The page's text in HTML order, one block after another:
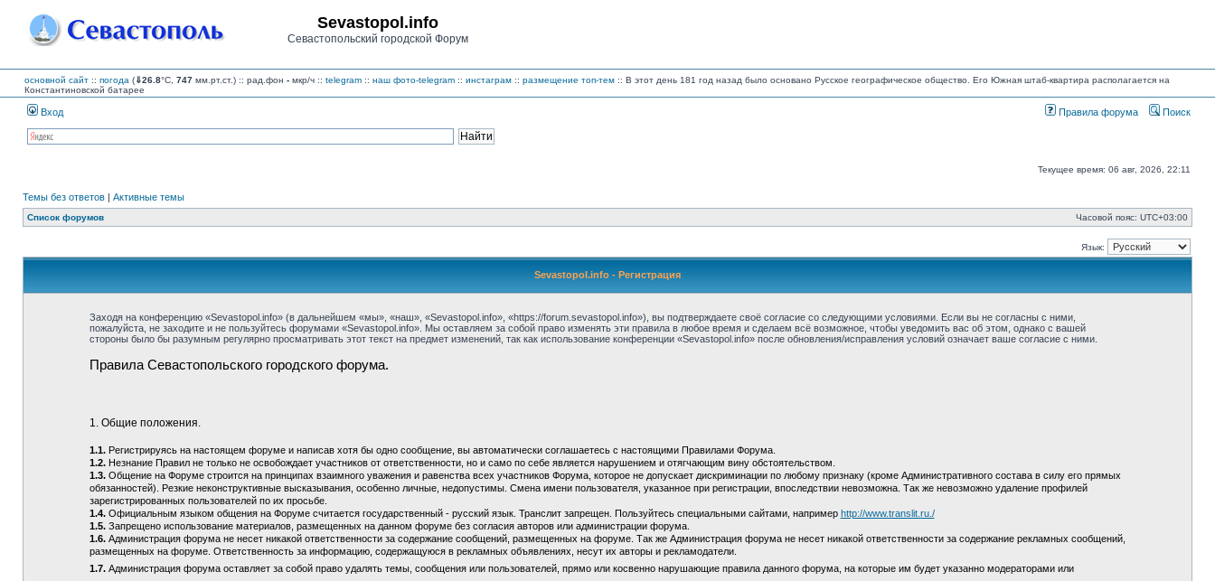
Sevastopol.info
Севастопольский городской Форум
основной сайт :: погода (⇓26.8°C, 747 мм.рт.ст.) :: рад.фон - мкр/ч :: telegram :: наш фото-telegram :: инстаграм :: размещение топ-тем :: В этот день 181 год назад было основано Русское географическое общество. Его Южная штаб-квартира располагается на
Константиновской батарее
Вход Правила форума Поиск
Текущее время: 06 авг, 2026, 22:11
Темы без ответов | Активные темы
Список форумов Часовой пояс: UTC+03:00
Язык:
Sevastopol.info - Регистрация
Заходя на конференцию «Sevastopol.info» (в дальнейшем «мы», «наш», «Sevastopol.info», «https://forum.sevastopol.info»), вы подтверждаете своё согласие со следующими условиями. Если вы не согласны с ними,
пожалуйста, не заходите и не пользуйтесь форумами «Sevastopol.info». Мы оставляем за собой право изменять эти правила в любое время и сделаем всё возможное, чтобы уведомить вас об этом, однако с вашей
стороны было бы разумным регулярно просматривать этот текст на предмет изменений, так как использование конференции «Sevastopol.info» после обновления/исправления условий означает ваше согласие с ними.
Правила Севастопольского городского форума.
1. Общие положения.
1.1.Регистрируясь на настоящем форуме и написав хотя бы одно сообщение, вы автоматически соглашаетесь с настоящими Правилами Форума.
1.2.Незнание Правил не только не освобождает участников от ответственности, но и само по себе является нарушением и отягчающим вину обстоятельством.
1.3.Общение на Форуме строится на принципах взаимного уважения и равенства всех участников Форума, которое не допускает дискриминации по любому признаку (кроме Административного состава в силу его прямых
обязанностей). Резкие неконструктивные высказывания, особенно личные, недопустимы. Смена имени пользователя, указанное при регистрации, впоследствии невозможна. Так же невозможно удаление профилей
зарегистрированных пользователей по их просьбе.
1.4.Официальным языком общения на Форуме считается государственный - русский язык. Транслит запрещен. Пользуйтесь специальными сайтами, например http://www.translit.ru./
1.5.Запрещено использование материалов, размещенных на данном форуме без согласия авторов или администрации форума.
1.6. Администрация форума не несет никакой ответственности за содержание сообщений, размещенных на форуме. Так же Администрация форума не несет никакой ответственности за содержание рекламных сообщений,
размещенных на форуме. Ответственность за информацию, содержащуюся в рекламных объявлениях, несут их авторы и рекламодатели.
1.7. Администрация форума оставляет за собой право удалять темы, сообщения или пользователей, прямо или косвенно нарушающие правила данного форума, на которые им будет указанно модераторами или